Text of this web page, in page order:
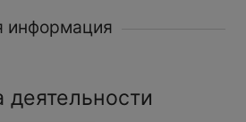
информация
деятельности